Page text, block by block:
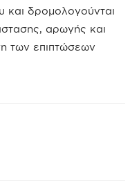
και δρομολογούνται
αρωγής και
των επιπτώσεων